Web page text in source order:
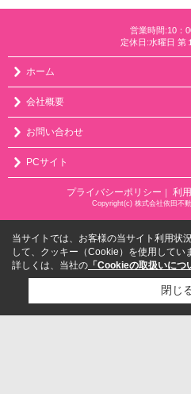
営業時間:10：
定休日:水曜日 第
ホーム
会社概要
お問い合わせ
PCサイト
プライバシーポリシー 利
Copyright(c) 株式会社依田不
当サイトでは、お客様の当サイト利用状
して、クッキー（Cookie）を使用してい
詳しくは、当社の 「Cookieの取扱いにつ
閉じ